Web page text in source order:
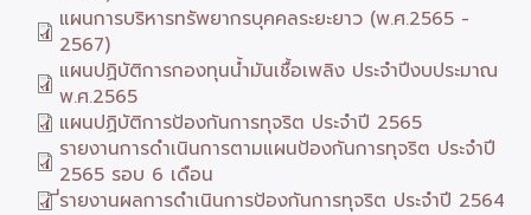
แผนการบริหารทรัพยากรบุคคลระยะยาว (พ.ศ.2565 -
2567)
แผนปฏิบัติการกองทุนน้ำมันเชื้อเพลิง ประจำปีงบประมาณ
พ.ศ.2565
แผนปฏิบัติการป้องกันการทุจริต ประจำปี 2565
รายงานการดำเนินการตามแผนป้องกันการทุจริต ประจำปี
2565 รอบ 6 เดือน
ี่รายงานผลการดำเนินการป้องกันการทุจริต ประจำปี 2564